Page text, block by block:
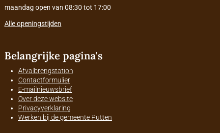
maandag open van 08:30 tot 17:00
Alle openingstijden
Belangrijke pagina's
Afvalbrengstation
Contactformulier
E-mailnieuwsbrief
Over deze website
Privacyverklaring
Werken bij de gemeente Putten